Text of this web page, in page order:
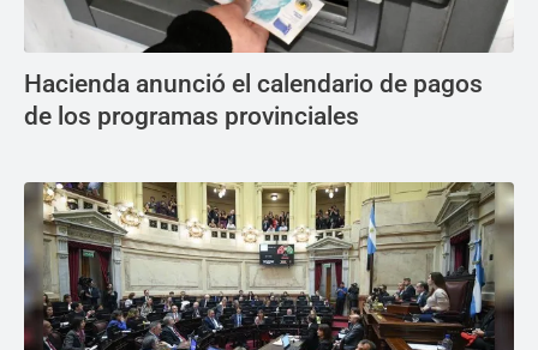
Hacienda anunció el calendario de pagos
de los programas provinciales